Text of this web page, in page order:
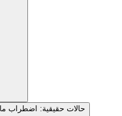
حالات حقيقية: اضطراب ما